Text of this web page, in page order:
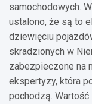
samochodowych.
ustalono, że są to
dziewięciu
skradzionych w
zabezpieczone na
ekspertyzy, która
pochodzą.